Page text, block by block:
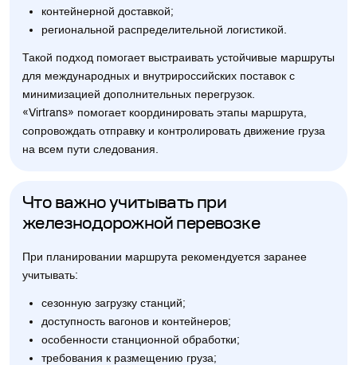
контейнерной доставкой;
региональной распределительной логистикой.
Такой подход помогает выстраивать устойчивые маршруты
для международных и внутрироссийских поставок с
минимизацией дополнительных перегрузок.
«Virtrans» помогает координировать этапы маршрута,
сопровождать отправку и контролировать движение груза
на всем пути следования.
Что важно учитывать при
железнодорожной перевозке
При планировании маршрута рекомендуется заранее
учитывать:
сезонную загрузку станций;
доступность вагонов и контейнеров;
особенности станционной обработки;
требования к размещению груза;